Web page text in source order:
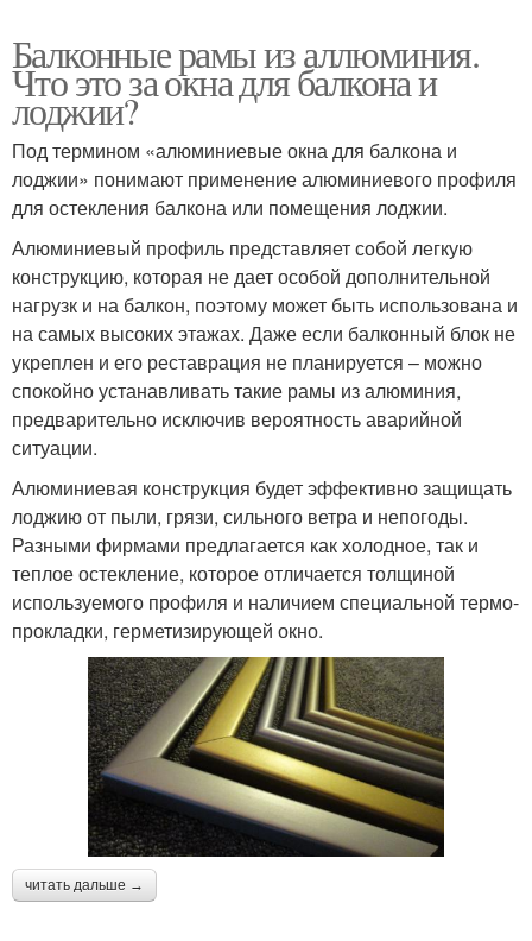
Балконные рамы из аллюминия.
Что это за окна для балкона и
лоджии?
Под термином «алюминиевые окна для балкона и
лоджии» понимают применение алюминиевого профиля
для остекления балкона или помещения лоджии.
Алюминиевый профиль представляет собой легкую
конструкцию, которая не дает особой дополнительной
нагрузк и на балкон, поэтому может быть использована и
на самых высоких этажах. Даже если балконный блок не
укреплен и его реставрация не планируется – можно
спокойно устанавливать такие рамы из алюминия,
предварительно исключив вероятность аварийной
ситуации.
Алюминиевая конструкция будет эффективно защищать
лоджию от пыли, грязи, сильного ветра и непогоды.
Разными фирмами предлагается как холодное, так и
теплое остекление, которое отличается толщиной
используемого профиля и наличием специальной термо-
прокладки, герметизирующей окно.
читать дальше →